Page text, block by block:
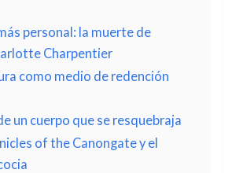
personal: la muerte de
Charpentier
como medio de redención
un cuerpo que se resquebraja
of the Canongate y el